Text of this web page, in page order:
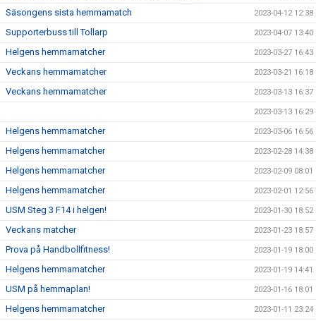
Säsongens sista hemmamatch 2023-04-12 12:38
Supporterbuss till Tollarp 2023-04-07 13:40
Helgens hemmamatcher 2023-03-27 16:43
Veckans hemmamatcher 2023-03-21 16:18
Veckans hemmamatcher 2023-03-13 16:37
2023-03-13 16:29
Helgens hemmamatcher 2023-03-06 16:56
Helgens hemmamatcher 2023-02-28 14:38
Helgens hemmamatcher 2023-02-09 08:01
Helgens hemmamatcher 2023-02-01 12:56
USM Steg 3 F14 i helgen! 2023-01-30 18:52
Veckans matcher 2023-01-23 18:57
Prova på Handbollfitness! 2023-01-19 18:00
Helgens hemmamatcher 2023-01-19 14:41
USM på hemmaplan! 2023-01-16 18:01
Helgens hemmamatcher 2023-01-11 23:24